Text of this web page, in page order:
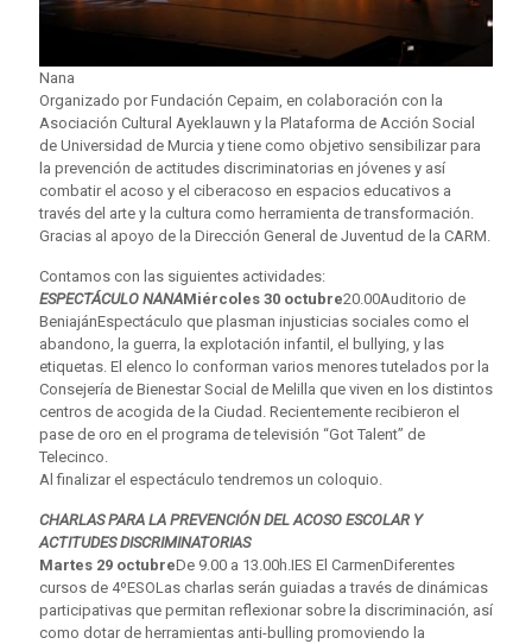
Nana
Organizado por Fundación Cepaim, en colaboración con la
Asociación Cultural Ayeklauwn y la Plataforma de Acción Social
de Universidad de Murcia y tiene como objetivo sensibilizar para
la prevención de actitudes discriminatorias en jóvenes y así
combatir el acoso y el ciberacoso en espacios educativos a
través del arte y la cultura como herramienta de transformación.
Gracias al apoyo de la Dirección General de Juventud de la CARM.
Contamos con las siguientes actividades:
ESPECTÁCULO NANAMiércoles 30 octubre20.00Auditorio de
BeniajánEspectáculo que plasman injusticias sociales como el
abandono, la guerra, la explotación infantil, el bullying, y las
etiquetas. El elenco lo conforman varios menores tutelados por la
Consejería de Bienestar Social de Melilla que viven en los distintos
centros de acogida de la Ciudad. Recientemente recibieron el
pase de oro en el programa de televisión “Got Talent” de
Telecinco.
Al finalizar el espectáculo tendremos un coloquio.
CHARLAS PARA LA PREVENCIÓN DEL ACOSO ESCOLAR Y
ACTITUDES DISCRIMINATORIAS
Martes 29 octubreDe 9.00 a 13.00h.IES El CarmenDiferentes
cursos de 4ºESOLas charlas serán guiadas a través de dinámicas
participativas que permitan reflexionar sobre la discriminación, así
como dotar de herramientas anti-bulling promoviendo la